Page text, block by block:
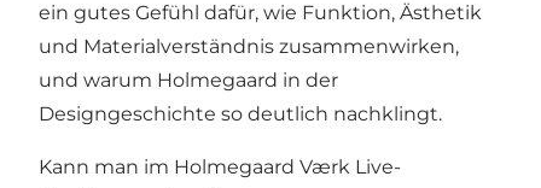
ein gutes Gefühl dafür, wie Funktion, Ästhetik
und Materialverständnis zusammenwirken,
und warum Holmegaard in der
Designgeschichte so deutlich nachklingt.
Kann man im Holmegaard Værk Live-